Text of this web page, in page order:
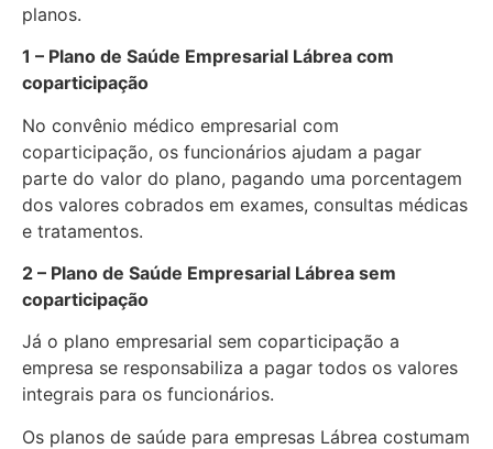
planos.
1 – Plano de Saúde Empresarial Lábrea com
coparticipação
No convênio médico empresarial com
coparticipação, os funcionários ajudam a pagar
parte do valor do plano, pagando uma porcentagem
dos valores cobrados em exames, consultas médicas
e tratamentos.
2 – Plano de Saúde Empresarial Lábrea sem
coparticipação
Já o plano empresarial sem coparticipação a
empresa se responsabiliza a pagar todos os valores
integrais para os funcionários.
Os planos de saúde para empresas Lábrea costumam